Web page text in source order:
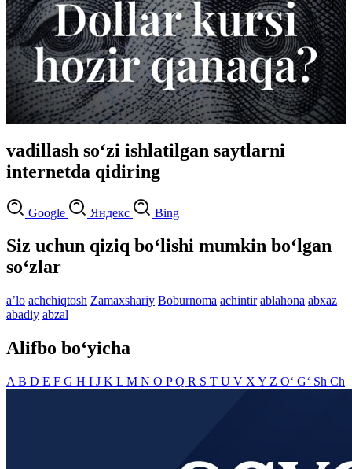
vadillash so‘zi ishlatilgan saytlarni
internetda qidiring
Google Яндекс Bing
Siz uchun qiziq bo‘lishi mumkin bo‘lgan
so‘zlar
aʼlo achchiqtosh Zamaxshariy Boburnoma achintir ablahona abxaz
abadiy abzal
Alifbo bo‘yicha
A B D E F G H I J K L M N O PQ R S T U V X Y Z O‘ G‘ Sh Ch